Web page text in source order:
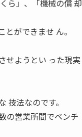
ら」、「機械の償 却
ができませ ん。
せようとい った現実
技法なのです。
の営業所間でベンチ